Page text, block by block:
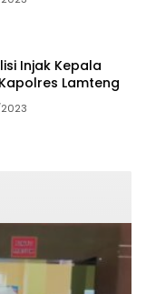
Injak Kepala
Lamteng